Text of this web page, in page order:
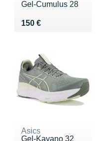
Gel-Cumulus 28
150 €
Vendu 150 €
Asics
Gel-Kayano 32